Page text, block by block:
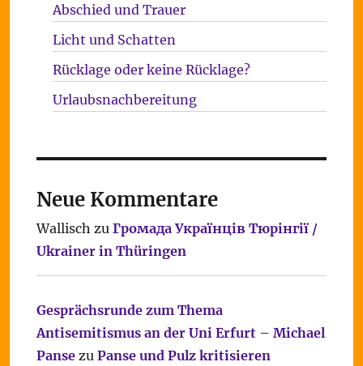
Abschied und Trauer
Licht und Schatten
Rücklage oder keine Rücklage?
Urlaubsnachbereitung
Neue Kommentare
Wallisch zu Громада Українців Тюрінгії /
Ukrainer in Thüringen
Gesprächsrunde zum Thema
Antisemitismus an der Uni Erfurt – Michael
Pansezu Panse und Pulz kritisieren